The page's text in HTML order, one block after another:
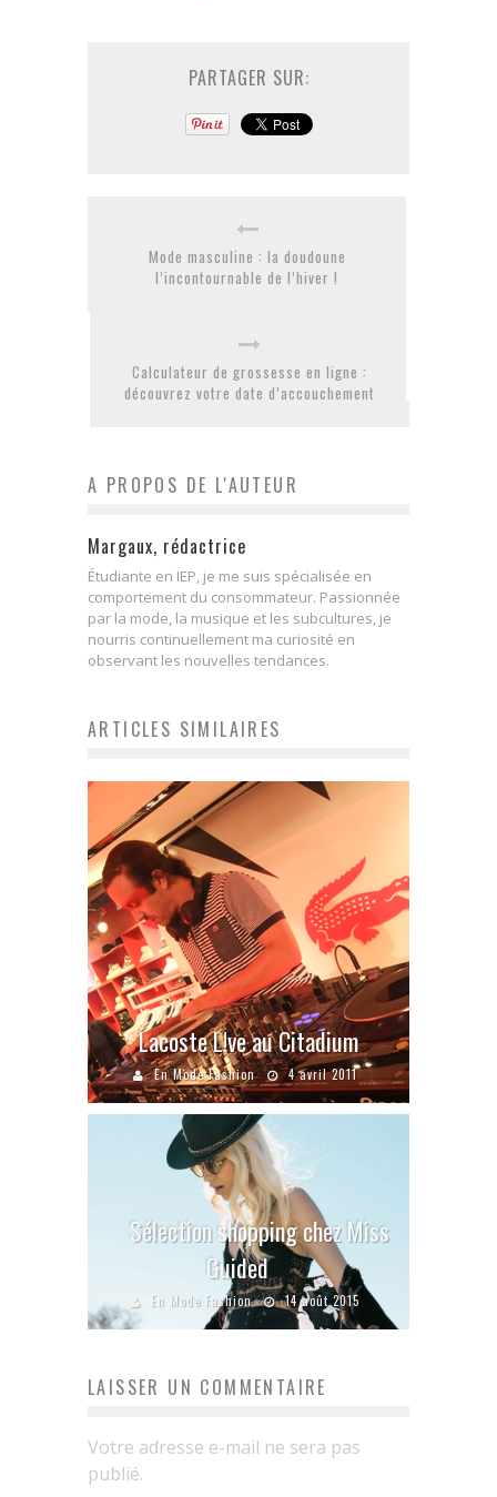
PARTAGER SUR:
Mode masculine : la doudoune
l’incontournable de l’hiver !
Calculateur de grossesse en ligne :
découvrez votre date d’accouchement
A PROPOS DE L'AUTEUR
Margaux, rédactrice
Étudiante en IEP, je me suis spécialisée en
comportement du consommateur. Passionnée
par la mode, la musique et les subcultures, je
nourris continuellement ma curiosité en
observant les nouvelles tendances.
ARTICLES SIMILAIRES
Lacoste L!ve au Citadium
En Mode Fashion 4 avril 2011
Sélection shopping chez Miss
Guided
En Mode Fashion 14 août 2015
LAISSER UN COMMENTAIRE
Votre adresse e-mail ne sera pas
publié.